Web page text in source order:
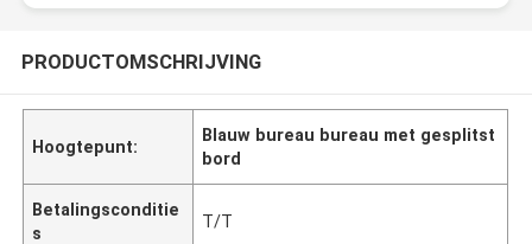
PRODUCTOMSCHRIJVING
Hoogtepunt:
Blauw bureau bureau met gesplitst
bord
Betalingsconditie
s
T/T